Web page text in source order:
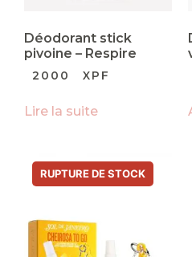
Déodorant stick
pivoine – Respire
2000 XPF
Lire la suite